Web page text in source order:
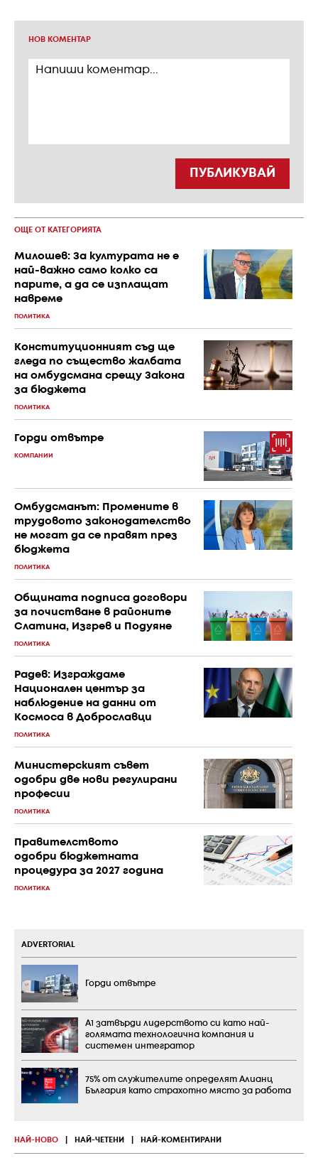
НОВ КОМЕНТАР
ПУБЛИКУВАЙ
ОЩЕ ОТ КАТЕГОРИЯТА
Милошев: За културата не е
най-важно само колко са
парите, а да се изплащат
навреме
ПОЛИТИКА
Конституционният съд ще
гледа по същество жалбата
на омбудсмана срещу Закона
за бюджета
ПОЛИТИКА
Горди отвътре
КОМПАНИИ
Омбудсманът: Промените в
трудовото законодателство
не могат да се правят през
бюджета
ПОЛИТИКА
Общината подписа договори
за почистване в районите
Слатина, Изгрев и Подуяне
ПОЛИТИКА
Радев: Изграждаме
Национален център за
наблюдение на данни от
Космоса в Доброславци
ПОЛИТИКА
Министерският съвет
одобри две нови регулирани
професии
ПОЛИТИКА
Правителството
одобри бюджетната
процедура за 2027 година
ПОЛИТИКА
НАЙ-НОВО НАЙ-ЧЕТЕНИ НАЙ-КОМЕНТИРАНИ
ADVERTORIAL
Горди отвътре
А1 затвърди лидерството си като най-
голямата технологична компания и
системен интегратор
75% от служителите определят Алианц
България като страхотно място за работа